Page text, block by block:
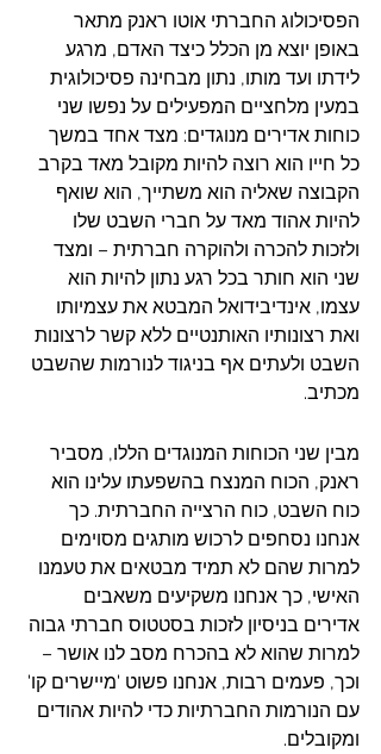
הפסיכולוג החברתי אוטו ראנק מתאר
באופן יוצא מן הכלל כיצד האדם, מרגע
לידתו ועד מותו, נתון מבחינה פסיכולוגית
במעין מלחציים המפעילים על נפשו שני
כוחות אדירים מנוגדים: מצד אחד במשך
כל חייו הוא רוצה להיות מקובל מאד בקרב
הקבוצה שאליה הוא משתייך, הוא שואף
להיות אהוד מאד על חברי השבט שלו
ולזכות להכרה ולהוקרה חברתית – ומצד
שני הוא חותר בכל רגע נתון להיות הוא
עצמו, אינדיבידואל המבטא את עצמיותו
ואת רצונותיו האותנטיים ללא קשר לרצונות
השבט ולעתים אף בניגוד לנורמות שהשבט
מכתיב.
מבין שני הכוחות המנוגדים הללו, מסביר
ראנק, הכוח המנצח בהשפעתו עלינו הוא
כוח השבט, כוח הרצייה החברתית. כך
אנחנו נסחפים לרכוש מותגים מסוימים
למרות שהם לא תמיד מבטאים את טעמנו
האישי, כך אנחנו משקיעים משאבים
אדירים בניסיון לזכות בסטטוס חברתי גבוה
למרות שהוא לא בהכרח מסב לנו אושר –
וכך, פעמים רבות, אנחנו פשוט 'מיישרים קו'
עם הנורמות החברתיות כדי להיות אהודים
ומקובלים.